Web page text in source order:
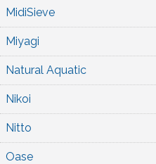
MidiSieve
Miyagi
Natural Aquatic
Nikoi
Nitto
Oase